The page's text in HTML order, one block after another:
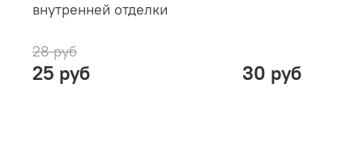
внутренней отделки
28 руб
25 руб 30 руб